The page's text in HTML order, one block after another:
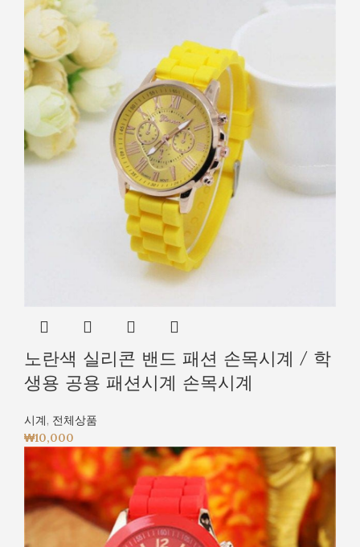
노란색 실리콘 밴드 패션 손목시계 / 학
생용 공용 패션시계 손목시계
시계, 전체상품
₩10,000